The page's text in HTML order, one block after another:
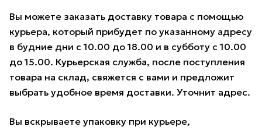
Вы можете заказать доставку товара с помощью
курьера, который прибудет по указанному адресу
в будние дни с 10.00 до 18.00 и в субботу с 10.00
до 15.00. Курьерская служба, после поступления
товара на склад, свяжется с вами и предложит
выбрать удобное время доставки. Уточнит адрес.
Вы вскрываете упаковку при курьере,